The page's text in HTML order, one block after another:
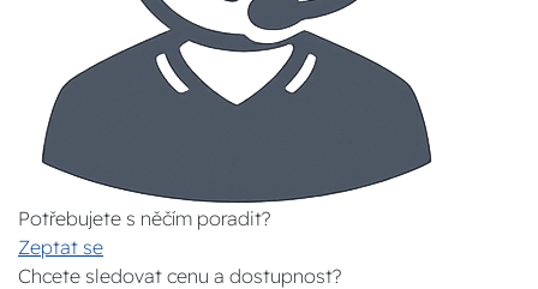
Potřebujete s něčím poradit?
Zeptat se
Chcete sledovat cenu a dostupnost?